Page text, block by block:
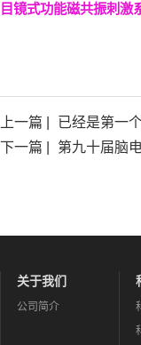
目镜式功能磁共振刺激
上一篇 |
已经是第一
下一篇 |
第九十届脑
关于我们
公司简介